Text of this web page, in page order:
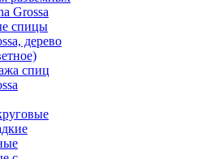
Grossa
спицы
дерево
спиц